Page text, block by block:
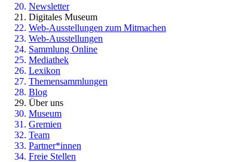
Newsletter
Digitales Museum
Web-Ausstellungen zum Mitmachen
Web-Ausstellungen
Sammlung Online
Mediathek
Lexikon
Themensammlungen
Blog
Über uns
Museum
Gremien
Team
Partner*innen
Freie Stellen